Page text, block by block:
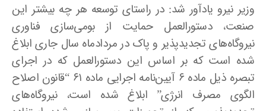
وزیر نیرو یادآور شد: در راستای توسعه هر چه بیشتر این
صنعت، دستورالعمل حمایت از بومی‌سازی فناوری
نیروگاه‌های تجدیدپذیر و پاک در مردادماه سال جاری ابلاغ
شده است که بر اساس این دستورالعمل که در اجرای
تبصره ذیل ماده ۶ آیین‌نامه اجرایی ماده ۶۱ “قانون اصلاح
الگوی مصرف انرژی” ابلاغ‌ شده است، نیروگاه‌های